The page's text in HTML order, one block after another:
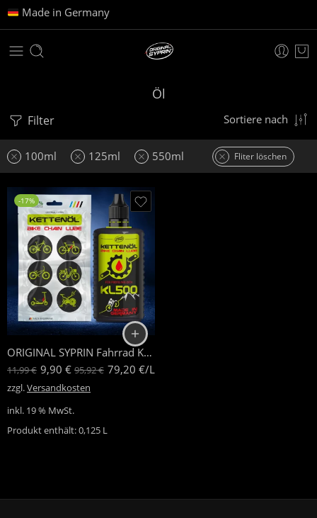
Made in Germany
Öl
Filter Sortiere nach
100ml 125ml 550ml Fliter löschen
-17%
ORIGINAL SYPRIN Fahrrad Kettenöl
11,99€ 9,90 € 95,92€ 79,20 €/L
zzgl.Versandkosten
inkl. 19 % MwSt.
Produkt enthält: 0,125 L